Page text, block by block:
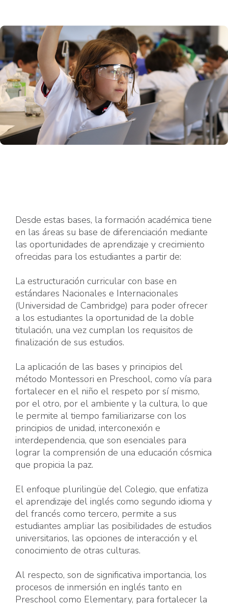
Desde estas bases, la formación académica tiene
en las áreas su base de diferenciación mediante
las oportunidades de aprendizaje y crecimiento
ofrecidas para los estudiantes a partir de:
La estructuración curricular con base en
estándares Nacionales e Internacionales
(Universidad de Cambridge) para poder ofrecer
a los estudiantes la oportunidad de la doble
titulación, una vez cumplan los requisitos de
finalización de sus estudios.
La aplicación de las bases y principios del
método Montessori en Preschool, como vía para
fortalecer en el niño el respeto por sí mismo,
por el otro, por el ambiente y la cultura, lo que
le permite al tiempo familiarizarse con los
principios de unidad, interconexión e
interdependencia, que son esenciales para
lograr la comprensión de una educación cósmica
que propicia la paz.
El enfoque plurilingüe del Colegio, que enfatiza
el aprendizaje del inglés como segundo idioma y
del francés como tercero, permite a sus
estudiantes ampliar las posibilidades de estudios
universitarios, las opciones de interacción y el
conocimiento de otras culturas.
Al respecto, son de significativa importancia, los
procesos de inmersión en inglés tanto en
Preschool como Elementary, para fortalecer la